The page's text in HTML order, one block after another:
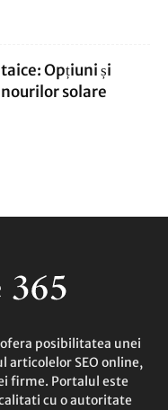
Opțiuni și
solare
posibilitatea unei
SEO online,
firme. Portalul este
cu o autoritate